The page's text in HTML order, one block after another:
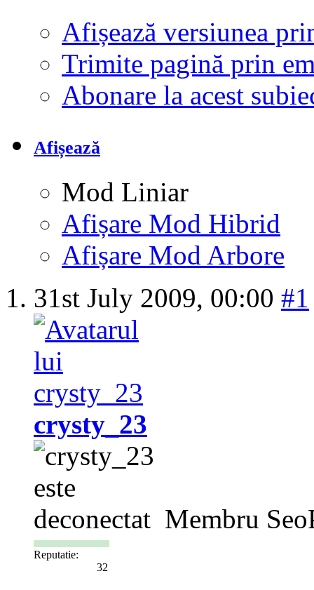
Afișează versiunea
Trimite pagină prin
Abonare la acest
Afișează
Mod Liniar
Afișare Mod Hibrid
Afișare Mod Arbore
31st July 2009, 00:00 #1
crysty_23
Membru
Reputatie:
32